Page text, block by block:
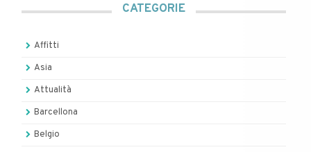
CATEGORIE
Affitti
Asia
Attualità
Barcellona
Belgio